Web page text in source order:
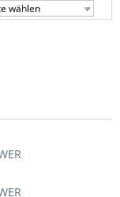
wählen